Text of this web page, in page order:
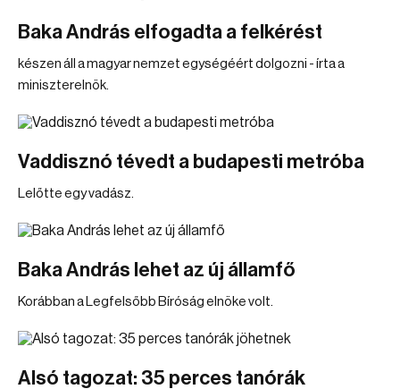
Baka András elfogadta a felkérést
készen áll a magyar nemzet egységéért dolgozni - írta a
miniszterelnök.
Vaddisznó tévedt a budapesti metróba
Lelőtte egy vadász.
Baka András lehet az új államfő
Korábban a Legfelsőbb Bíróság elnöke volt.
Alsó tagozat: 35 perces tanórák